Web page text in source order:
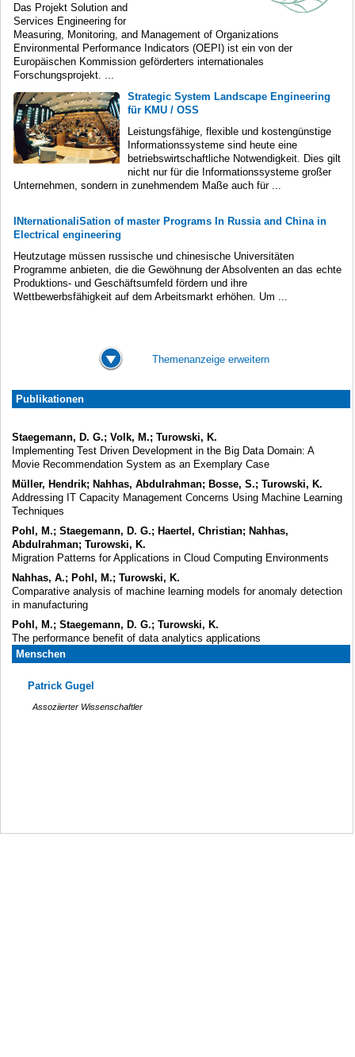
Das Projekt Solution and
Services Engineering for
Measuring, Monitoring, and Management of Organizations
Environmental Performance Indicators (OEPI) ist ein von der
Europäischen Kommission geförderters internationales
Forschungsprojekt. ...
Strategic System Landscape Engineering
für KMU / OSS
Leistungsfähige, flexible und kostengünstige
Informationssysteme sind heute eine
betriebswirtschaftliche Notwendigkeit. Dies gilt
nicht nur für die Informationssysteme großer
Unternehmen, sondern in zunehmendem Maße auch für ...
INternationaliSation of master Programs In Russia and China in
Electrical engineering
Heutzutage müssen russische und chinesische Universitäten
Programme anbieten, die die Gewöhnung der Absolventen an das echte
Produktions- und Geschäftsumfeld fördern und ihre
Wettbewerbsfähigkeit auf dem Arbeitsmarkt erhöhen. Um ...
Themenanzeige erweitern
Publikationen
Staegemann, D. G.; Volk, M.; Turowski, K.
Implementing Test Driven Development in the Big Data Domain: A
Movie Recommendation System as an Exemplary Case
Müller, Hendrik; Nahhas, Abdulrahman; Bosse, S.; Turowski, K.
Addressing IT Capacity Management Concerns Using Machine Learning
Techniques
Pohl, M.; Staegemann, D. G.; Haertel, Christian; Nahhas,
Abdulrahman; Turowski, K.
Migration Patterns for Applications in Cloud Computing Environments
Nahhas, A.; Pohl, M.; Turowski, K.
Comparative analysis of machine learning models for anomaly detection
in manufacturing
Pohl, M.; Staegemann, D. G.; Turowski, K.
The performance benefit of data analytics applications
Menschen
Patrick Gugel
Assoziierter Wissenschaftler